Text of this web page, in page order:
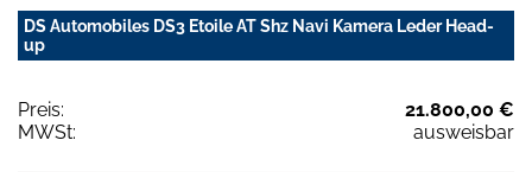
DS Automobiles DS3 Etoile AT Shz Navi Kamera Leder Head-
up
Preis:
21.800,00 €
MWSt:
ausweisbar